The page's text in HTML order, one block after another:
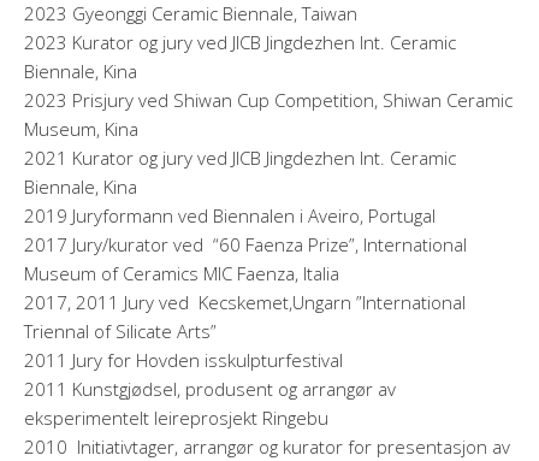
2023 Gyeonggi Ceramic Biennale, Taiwan
2023 Kurator og jury ved JICB Jingdezhen Int. Ceramic
Biennale, Kina
2023 Prisjury ved Shiwan Cup Competition, Shiwan Ceramic
Museum, Kina
2021 Kurator og jury ved JICB Jingdezhen Int. Ceramic
Biennale, Kina
2019 Juryformann ved Biennalen i Aveiro, Portugal
2017 Jury/kurator ved “60 Faenza Prize”, International
Museum of Ceramics MIC Faenza, Italia
2017, 2011 Jury ved Kecskemet,Ungarn ”International
Triennal of Silicate Arts”
2011 Jury for Hovden isskulpturfestival
2011 Kunstgjødsel, produsent og arrangør av
eksperimentelt leireprosjekt Ringebu
2010 Initiativtager, arrangør og kurator for presentasjon av